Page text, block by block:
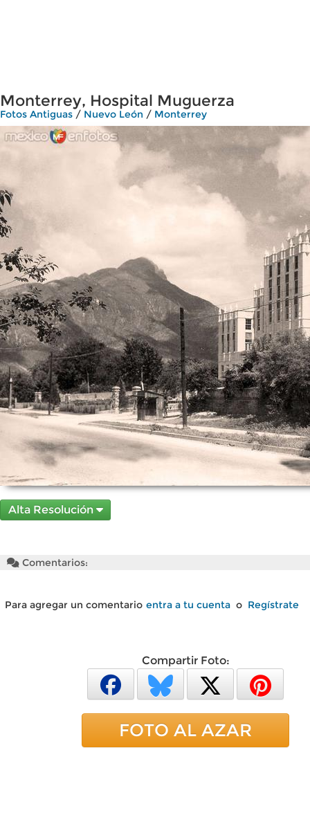
Monterrey, Hospital Muguerza
Fotos Antiguas / Nuevo León / Monterrey
Alta Resolución
Comentarios:
Para agregar un comentario entra a tu cuenta o Regístrate
Compartir Foto:
FOTO AL AZAR